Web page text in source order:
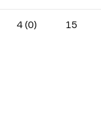
4 (0) 15